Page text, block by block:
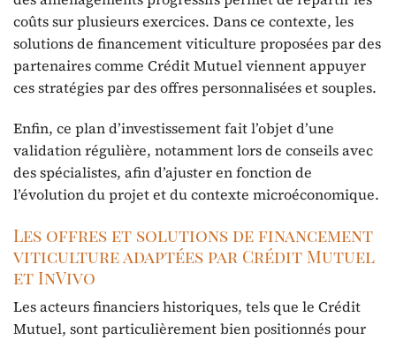
coûts sur plusieurs exercices. Dans ce contexte, les
solutions de financement viticulture proposées par des
partenaires comme Crédit Mutuel viennent appuyer
ces stratégies par des offres personnalisées et souples.
Enfin, ce plan d’investissement fait l’objet d’une
validation régulière, notamment lors de conseils avec
des spécialistes, afin d’ajuster en fonction de
l’évolution du projet et du contexte microéconomique.
Les offres et solutions de financement
viticulture adaptées par Crédit Mutuel
et InVivo
Les acteurs financiers historiques, tels que le Crédit
Mutuel, sont particulièrement bien positionnés pour